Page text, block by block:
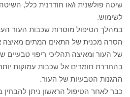
שיטה פולשנית ו/או חודרנית כלל,
לשימוש.
במהלך הטיפול מוסרות שכבות העור
הסרה מכנית של התאים המתים מאיצה
של העור ומאיצה תהליכי ריפוי טבעיים
בהחדרת חומרים אל שכבות עמוקות
ההגנות הטבעיות של העור.
כבר לאחר הטיפול הראשון ניתן